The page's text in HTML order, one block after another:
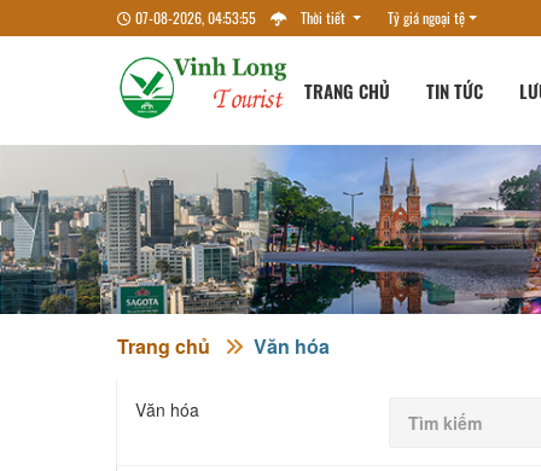
07-08-2026, 04:53:56 Thời tiết Tỷ giá ngoại tệ
TRANG CHỦ TIN TỨC
Trang chủ Văn hóa
Văn hóa